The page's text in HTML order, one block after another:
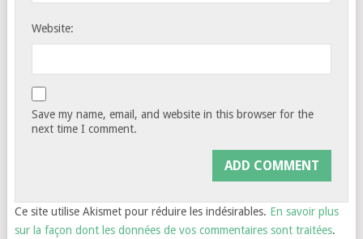
Website:
Save my name, email, and website in this browser for the
next time I comment.
Ce site utilise Akismet pour réduire les indésirables. En savoir plus
sur la façon dont les données de vos commentaires sont traitées.